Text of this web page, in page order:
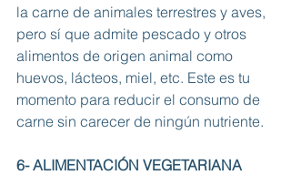
la carne de animales terrestres y aves,
pero sí que admite pescado y otros
alimentos de origen animal como
huevos, lácteos, miel, etc. Este es tu
momento para reducir el consumo de
carne sin carecer de ningún nutriente.
6- ALIMENTACIÓN VEGETARIANA